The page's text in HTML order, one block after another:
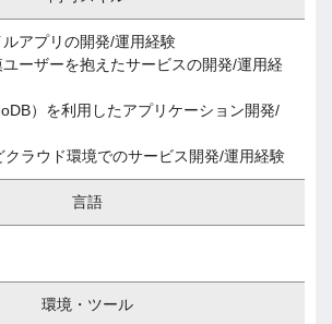
ルアプリの開発/運用経験
ユーザーを抱えたサービスの開発/運用経
）を利用したアプリケーション開発/
クラウド環境でのサービス開発/運用経験
言語
環境・ツール